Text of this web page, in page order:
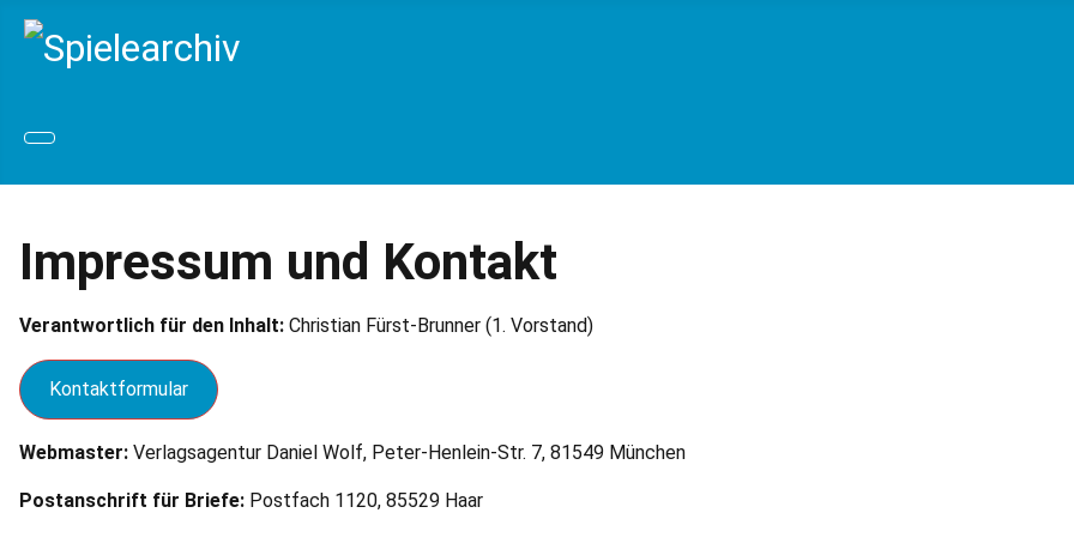
Impressum und Kontakt
Verantwortlich für den Inhalt: Christian Fürst-Brunner (1. Vorstand)
Kontaktformular
Webmaster: Verlagsagentur Daniel Wolf, Peter-Henlein-Str. 7, 81549 München
Postanschrift für Briefe: Postfach 1120, 85529 Haar